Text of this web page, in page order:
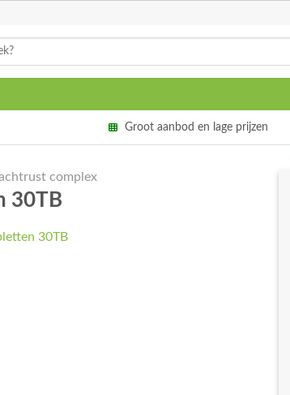
Groot aanbod en lage prijzen
complex
30TB